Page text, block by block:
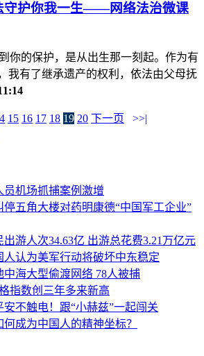
守护你我一生——网络法治微课
你的保护，是从出生那一刻起。作为有
我有了继承遗产的权利，依法由父母抚
15 16 17 18 19 20 下一页
>>|
员机场抓捕案例激增
五角大楼对药明康德“中国军工企业”
出游人次34.63亿 出游总花费3.21万亿元
人认为美军行动将破坏中东稳定
中海大型偷渡网络 78人被捕
指数创三年多来新高
不触电！跟“小赫兹”一起闯关
成为中国人的精神坐标？